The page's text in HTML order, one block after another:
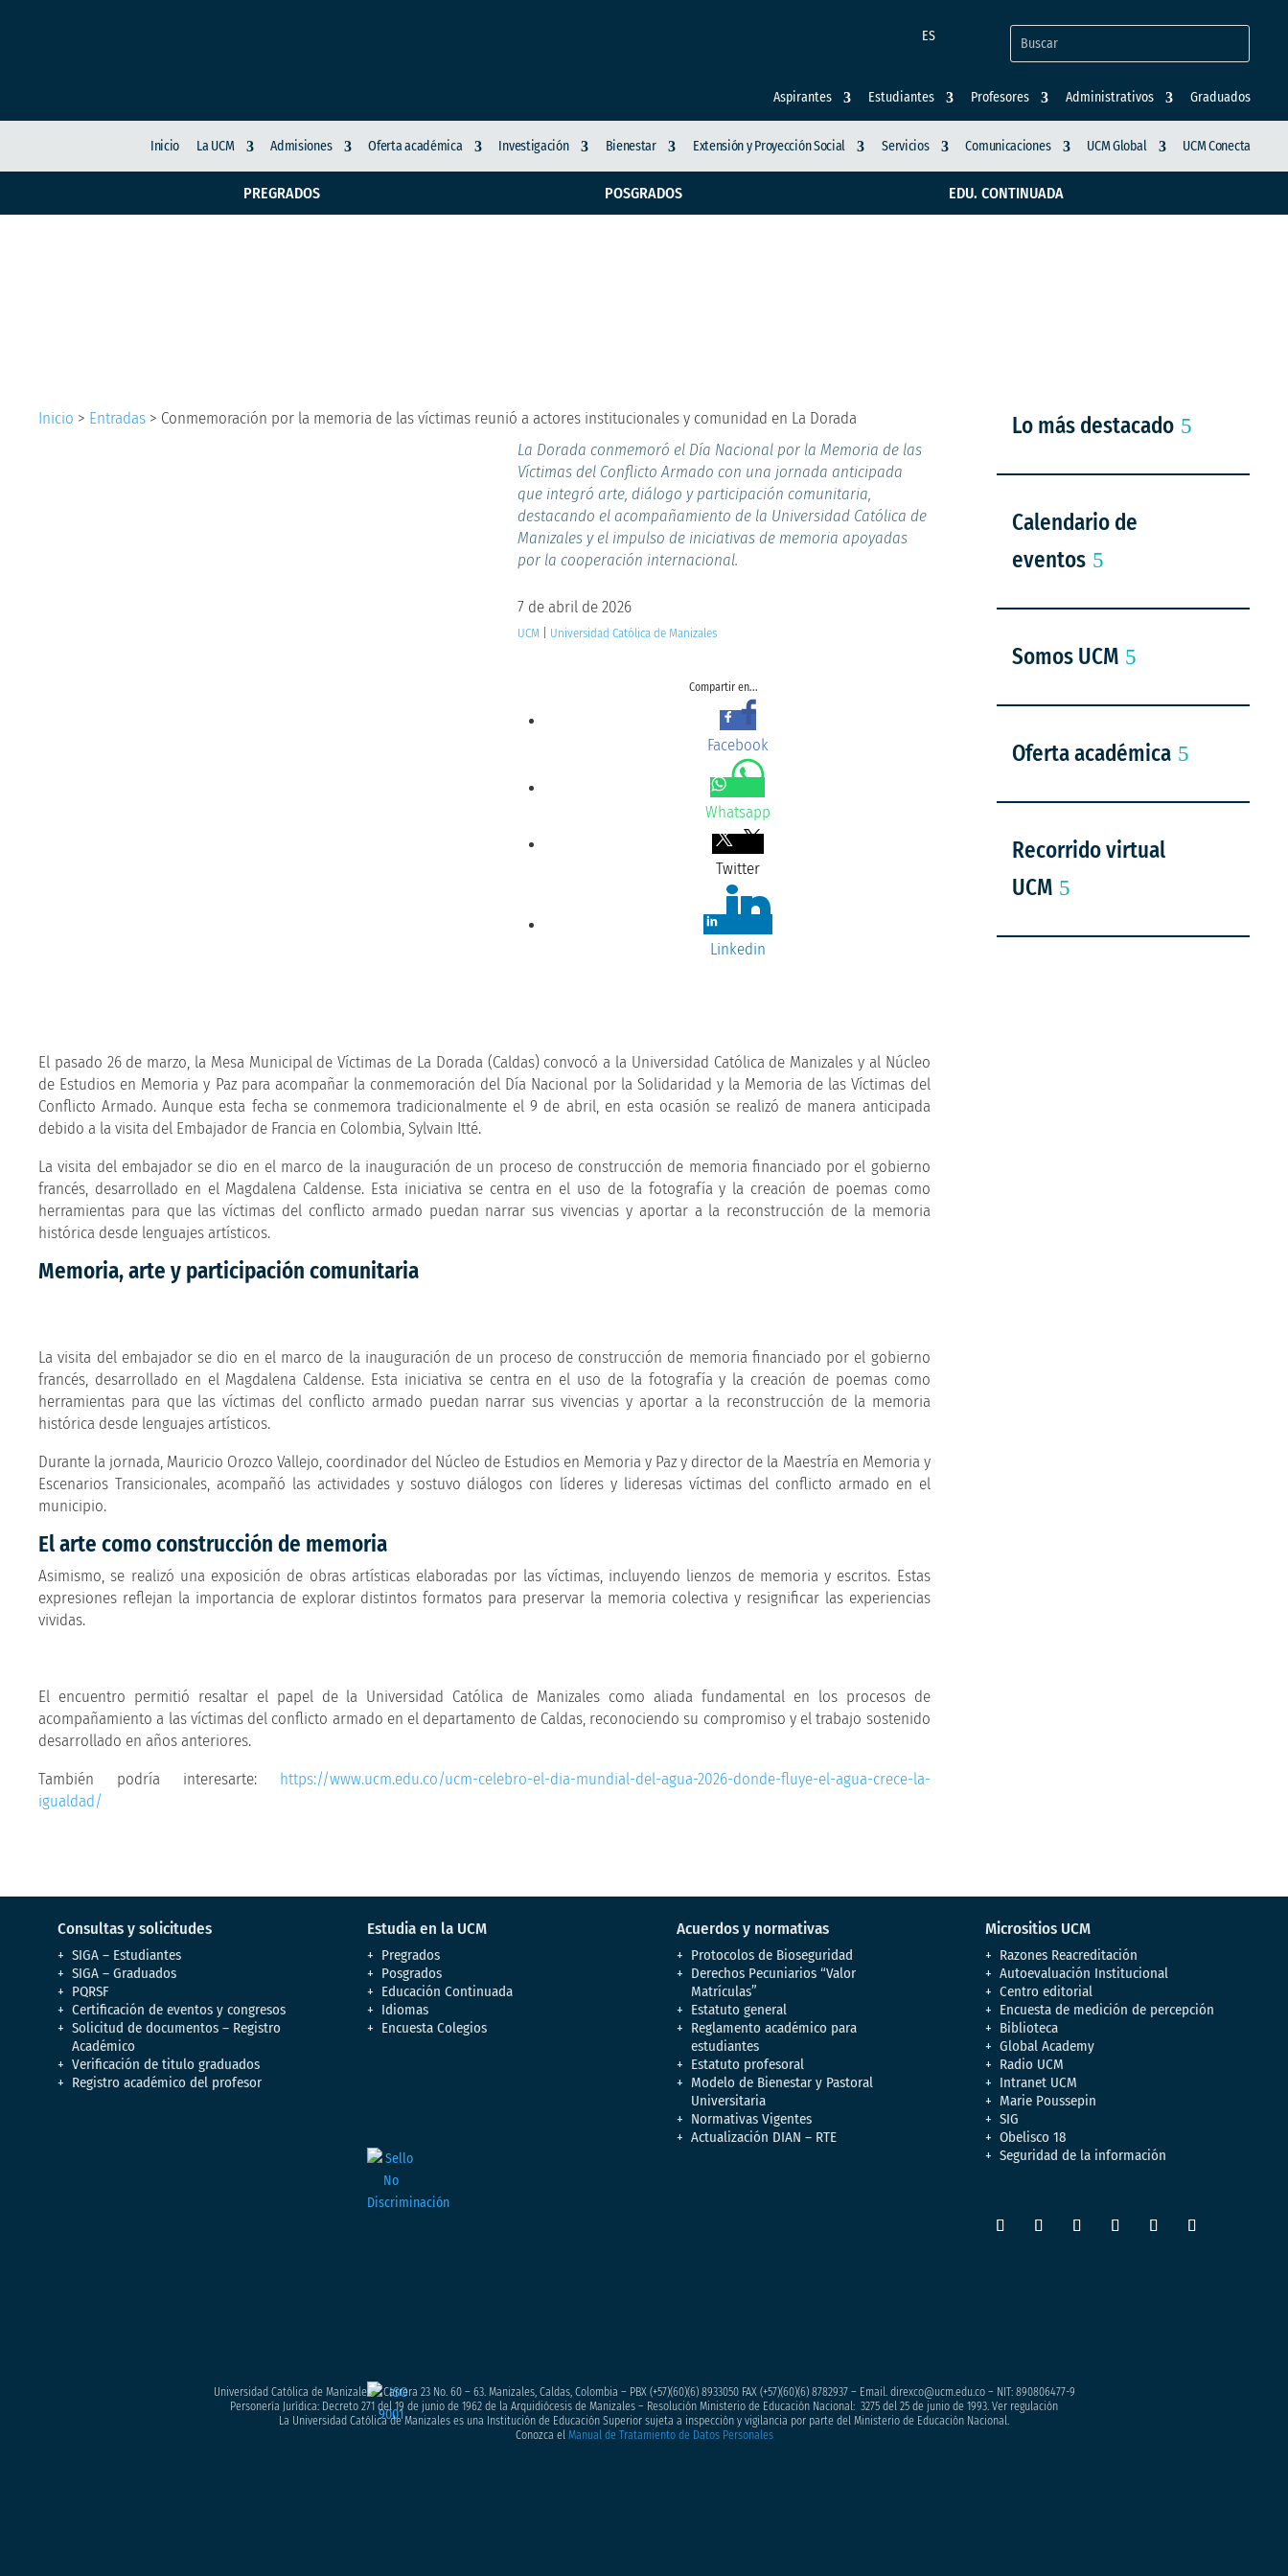
ES
Aspirantes Estudiantes Profesores Administrativos Graduados
Inicio La UCM Admisiones Oferta académica Investigación Bienestar Extensión y Proyección Social Servicios Comunicaciones UCM Global UCM Conecta
PREGRADOS POSGRADOS EDU. CONTINUADA
Inicio > Entradas > Conmemoración por la memoria de las víctimas reunió a actores institucionales y comunidad en La Dorada
La Dorada conmemoró el Día Nacional por la Memoria de las
Víctimas del Conflicto Armado con una jornada anticipada
que integró arte, diálogo y participación comunitaria,
destacando el acompañamiento de la Universidad Católica de
Manizales y el impulso de iniciativas de memoria apoyadas
por la cooperación internacional.
7 de abril de 2026
UCM Universidad Católica de Manizales
Compartir en...
Facebook
Whatsapp
Twitter
Linkedin
El pasado 26 de marzo, la Mesa Municipal de Víctimas de La Dorada (Caldas) convocó a la Universidad Católica de Manizales y al Núcleo
de Estudios en Memoria y Paz para acompañar la conmemoración del Día Nacional por la Solidaridad y la Memoria de las Víctimas del
Conflicto Armado. Aunque esta fecha se conmemora tradicionalmente el 9 de abril, en esta ocasión se realizó de manera anticipada
debido a la visita del Embajador de Francia en Colombia, Sylvain Itté.
La visita del embajador se dio en el marco de la inauguración de un proceso de construcción de memoria financiado por el gobierno
francés, desarrollado en el Magdalena Caldense. Esta iniciativa se centra en el uso de la fotografía y la creación de poemas como
herramientas para que las víctimas del conflicto armado puedan narrar sus vivencias y aportar a la reconstrucción de la memoria
histórica desde lenguajes artísticos.
Memoria, arte y participación comunitaria
La visita del embajador se dio en el marco de la inauguración de un proceso de construcción de memoria financiado por el gobierno
francés, desarrollado en el Magdalena Caldense. Esta iniciativa se centra en el uso de la fotografía y la creación de poemas como
herramientas para que las víctimas del conflicto armado puedan narrar sus vivencias y aportar a la reconstrucción de la memoria
histórica desde lenguajes artísticos.
Durante la jornada, Mauricio Orozco Vallejo, coordinador del Núcleo de Estudios en Memoria y Paz y director de la Maestría en Memoria y
Escenarios Transicionales, acompañó las actividades y sostuvo diálogos con líderes y lideresas víctimas del conflicto armado en el
municipio.
El arte como construcción de memoria
Asimismo, se realizó una exposición de obras artísticas elaboradas por las víctimas, incluyendo lienzos de memoria y escritos. Estas
expresiones reflejan la importancia de explorar distintos formatos para preservar la memoria colectiva y resignificar las experiencias
vividas.
El encuentro permitió resaltar el papel de la Universidad Católica de Manizales como aliada fundamental en los procesos de
acompañamiento a las víctimas del conflicto armado en el departamento de Caldas, reconociendo su compromiso y el trabajo sostenido
desarrollado en años anteriores.
También podría interesarte: https://www.ucm.edu.co/ucm-celebro-el-dia-mundial-del-agua-2026-donde-fluye-el-agua-crece-la-
igualdad/
Lo más destacado
Calendario de
eventos
Somos UCM
Oferta académica
Recorrido virtual
UCM
Consultas y solicitudes
SIGA – Estudiantes
SIGA – Graduados
PQRSF
Certificación de eventos y congresos
Solicitud de documentos – Registro
Académico
Verificación de titulo graduados
Registro académico del profesor
Estudia en la UCM
Pregrados
Posgrados
Educación Continuada
Idiomas
Encuesta Colegios
Acuerdos y normativas
Protocolos de Bioseguridad
Derechos Pecuniarios “Valor
Matrículas”
Estatuto general
Reglamento académico para
estudiantes
Estatuto profesoral
Modelo de Bienestar y Pastoral
Universitaria
Normativas Vigentes
Actualización DIAN – RTE
Micrositios UCM
Razones Reacreditación
Autoevaluación Institucional
Centro editorial
Encuesta de medición de percepción
Biblioteca
Global Academy
Radio UCM
Intranet UCM
Marie Poussepin
SIG
Obelisco 18
Seguridad de la información
Universidad Católica de Manizales – Carrera 23 No. 60 – 63. Manizales, Caldas, Colombia – PBX (+57)(60)(6) 8933050FAX (+57)(60)(6) 8782937 – Email. direxco@ucm.edu.co – NIT: 890806477-9
Personería Jurídica: Decreto 271 del 19 de junio de 1962 de la Arquidiócesis de Manizales – Resolución Ministerio de Educación Nacional: 3275 del 25 de junio de 1993. Ver regulación
La Universidad Católica de Manizales es una Institución de Educación Superior sujeta a inspección y vigilancia por parte del Ministerio de Educación Nacional.
Conozca el Manual de Tratamiento de Datos Personales